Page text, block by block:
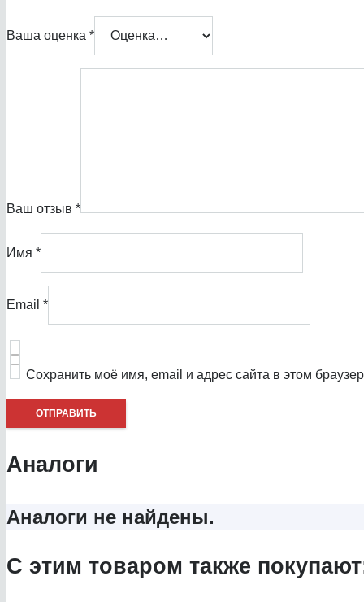
Ваша оценка *
Ваш отзыв *
Имя *
Email *
Сохранить моё имя, email и адрес сайта в этом
Аналоги
Аналоги не найдены.
С этим товаром также